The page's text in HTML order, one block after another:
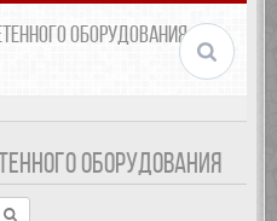
ОБОРУДОВАНИЯ
ОБОРУДОВАНИЯ